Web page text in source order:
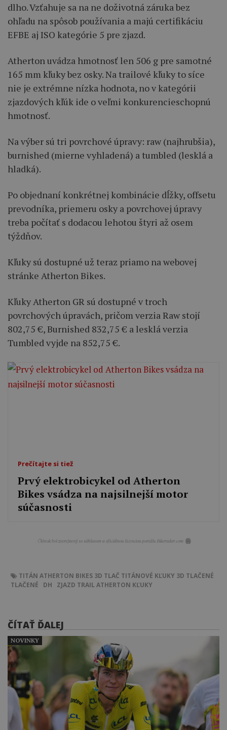
dlho. Vzťahuje sa na ne doživotná záruka bez
ohľadu na spôsob používania a majú certifikáciu
EFBE aj ISO kategórie 5 pre zjazd.
Atherton uvádza hmotnosť len 506 g pre samotné
165 mm kľuky bez osky. Na trailové kľuky to síce
nie je extrémne nízka hodnota, no v kategórii
zjazdových kľúk ide o veľmi konkurencieschopnú
hmotnosť.
Na výber sú tri povrchové úpravy: raw (najhrubšia),
burnished (mierne vyhladená) a tumbled (lesklá a
hladká).
Po objednaní konkrétnej kombinácie dĺžky, offsetu
prevodníka, priemeru osky a povrchovej úpravy
treba počítať s dodacou lehotou štyri až osem
týždňov.
Kľuky sú dostupné už teraz priamo na webovej
stránke Atherton Bikes.
Kľuky Atherton GR sú dostupné v troch
povrchových úpravách, pričom verzia Raw stojí
802,75 €, Burnished 832,75 € a lesklá verzia
Tumbled vyjde na 852,75 €.
Prečítajte si tiež
Prvý elektrobicykel od Atherton
Bikes vsádza na najsilnejší motor
súčasnosti
TITÁN ATHERTON BIKES 3D TLAČ TITÁNOVÉ KĽUKY 3D TLAČENÉ
TLAČENÉ
DH ZJAZD TRAILATHERTON KĽUKY
ČÍTAŤ ĎALEJ
NOVINKY